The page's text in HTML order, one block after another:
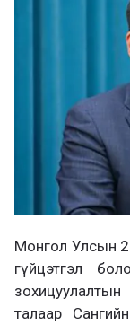
Монгол Улсын
гүйцэтгэл
талаар